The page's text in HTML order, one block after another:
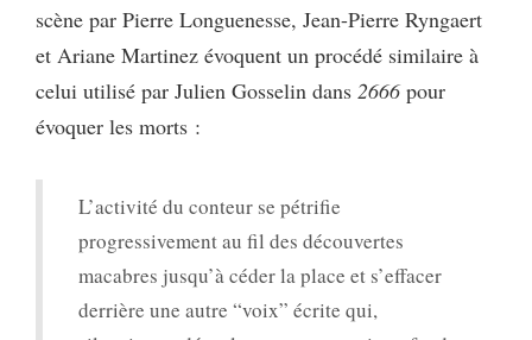
scène par Pierre Longuenesse, Jean-Pierre Ryngaert
et Ariane Martinez évoquent un procédé similaire à
celui utilisé par Julien Gosselin dans 2666 pour
évoquer les morts :
L’activité du conteur se pétrifie
progressivement au fil des découvertes
macabres jusqu’à céder la place et s’effacer
derrière une autre “voix” écrite qui,